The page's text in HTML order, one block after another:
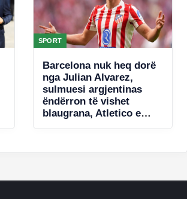
SPORT
Barcelona nuk heq dorë
nga Julian Alvarez,
sulmuesi argjentinas
ëndërron të vishet
blaugrana, Atletico e